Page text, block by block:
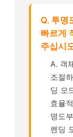
Q. 투명
빠르게
주십시
A. 객
조절
딩 모
효율
명도
렌딩